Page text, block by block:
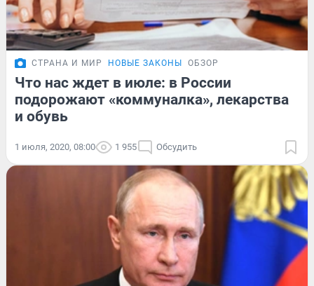
СТРАНА И МИР НОВЫЕ ЗАКОНЫ ОБЗОР
Что нас ждет в июле: в России
подорожают «коммуналка», лекарства
и обувь
1 июля, 2020, 08:00 1 955 Обсудить